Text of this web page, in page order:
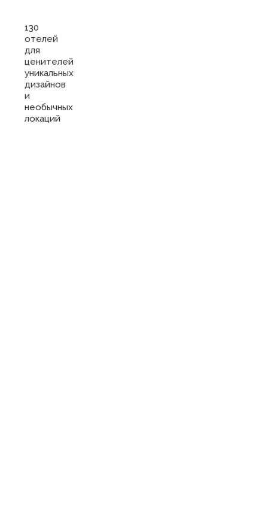
130
отелей
для
ценителей
уникальных
дизайнов
и
необычных
локаций